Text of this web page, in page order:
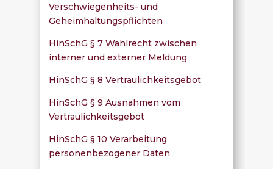
Verschwiegenheits- und
Geheimhaltungspflichten
HinSchG § 7 Wahlrecht zwischen
interner und externer Meldung
HinSchG § 8 Vertraulichkeitsgebot
HinSchG § 9 Ausnahmen vom
Vertraulichkeitsgebot
HinSchG § 10 Verarbeitung
personenbezogener Daten